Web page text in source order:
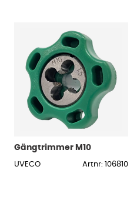
Gängtrimmer M10
UVECO Artnr: 106810